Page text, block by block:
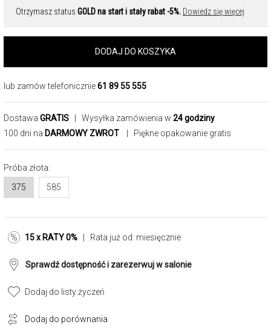
Otrzymasz status GOLD na start i stały rabat -5%. Dowiedz się więcej
DODAJ DO KOSZYKA
lub zamów telefonicznie61 89 55 555
Dostawa GRATIS | Wysyłka zamówienia w 24 godziny
100 dni na DARMOWY ZWROT | Piękne opakowanie gratis
Próba złota:
375
585
15 x RATY 0% | Rata już od: miesięcznie
Sprawdź dostępność i zarezerwuj w salonie
Dodaj do listy życzeń
Dodaj do porównania